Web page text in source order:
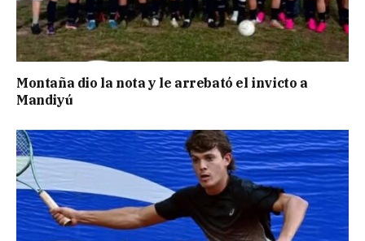
Montaña dio la nota y le arrebató el invicto a
Mandiyú